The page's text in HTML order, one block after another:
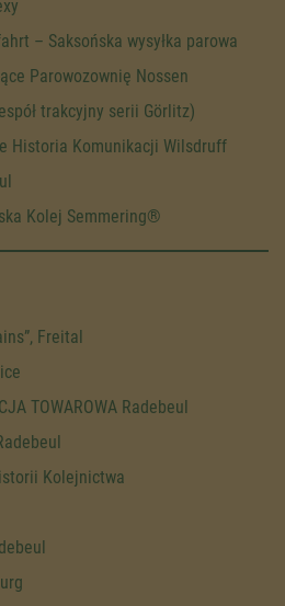
– Saksońska wysyłka parowa
Parowozownię Nossen
trakcyjny serii Görlitz)
Historia Komunikacji Wilsdruff
Kolej Semmering®
Freital
TOWAROWA Radebeul
Kolejnictwa